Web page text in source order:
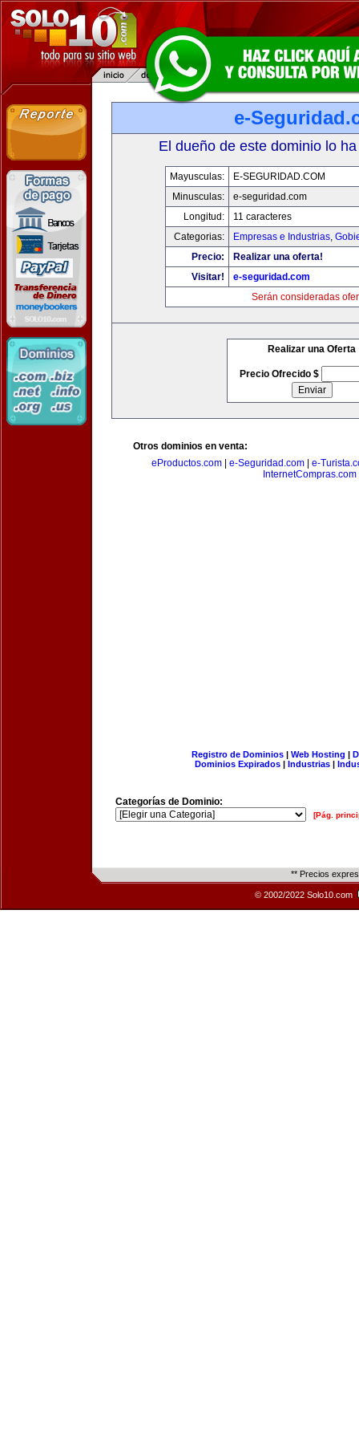
e-
El dueño de este dominio lo
Mayusculas:
E-SEGURIDAD.COM
Minusculas:
e-seguridad.com
Longitud:
11 caracteres
Categorias:
Empresas e Industrias,
Precio:
Realizar una oferta!
Visitar!
e-seguridad.com
Serán consideradas
Realizar una Oferta
Precio Ofrecido $
Otros dominios en venta:
eProductos.com
e-Seguridad.com
e-
InternetCompras.com
Registro de Dominios| Web Hosting |
Dominios Expirados | Industrias |
Categorías de Dominio:
[Pág.
** Precios
© 2002/2022 Solo10.com